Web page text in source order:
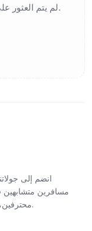
لم يتم العثور على تجارب. جرّب تغيير الفلاتر أو عد لاحقًا.
انضم إلى
مسافرين متشابهين
محترفين، وتجارب مشتركة، وقيمة ممتازة لرحلات لا تُنسى.